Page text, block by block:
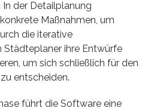
In der Detailplanung
Maßnahmen, um
die iterative
Städteplaner ihre Entwürfe
um sich schließlich für den
entscheiden.
führt die Software eine